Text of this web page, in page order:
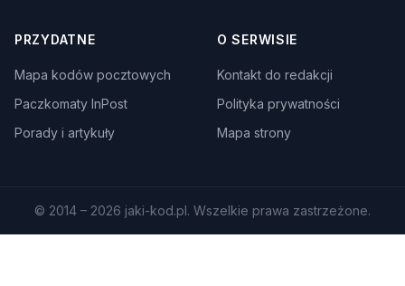
PRZYDATNE
Mapa kodów pocztowych
Paczkomaty InPost
Porady i artykuły
O SERWISIE
Kontakt do redakcji
Polityka prywatności
Mapa strony
© 2014 – 2026 jaki-kod.pl. Wszelkie prawa zastrzeżone.